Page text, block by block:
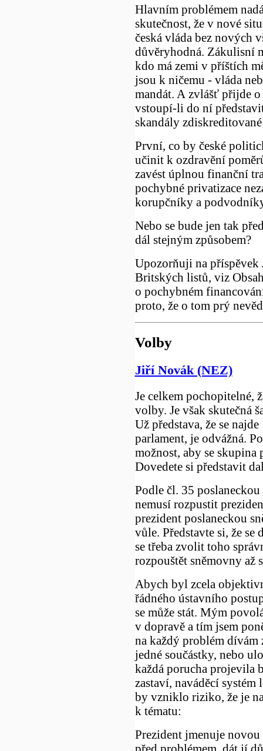
Hlavním problémem
skutečnost, že v nové
česká vláda bez nových
důvěryhodná. Zákulisní
kdo má zemi v příštích
jsou k ničemu - vláda
mandát. A zvlášť přijde
vstoupí-li do ní
skandály
První, co by české
učinit k ozdravění
zavést úplnou finanční
pochybné privatizace
korupčníky a
Nebo se bude jen tak
dál stejným způsobem?
Upozorňuji na
Britských listů, viz
o pochybném
proto, že o tom prý
Volby
Jiří Novák (NEZ)
Je celkem pochopitelné,
volby. Je však skutečná
Už představa, že se
parlament, je odvážná.
možnost, aby se skupina
Dovedete si představit
Podle čl. 35 poslaneckou
nemusí rozpustit
prezident poslaneckou
vůle. Představte si, že se
se třeba zvolit toho
rozpouštět sněmovny až
Abych byl zcela
řádného ústavního
se může stát. Mým
v dopravě a tím jsem
na každý problém dívám
jedné součástky, nebo
každá porucha projevila
zastaví, naváděcí
by vzniklo riziko, že je
k tématu:
Prezident jmenuje